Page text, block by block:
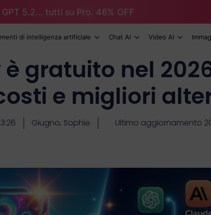
5.2... tutti su Pro. 46% OFF
di intelligenza artificiale Chat AI Video AI
gratuito nel
e migliori
Giugno, Sophie Ultimo aggiornamento